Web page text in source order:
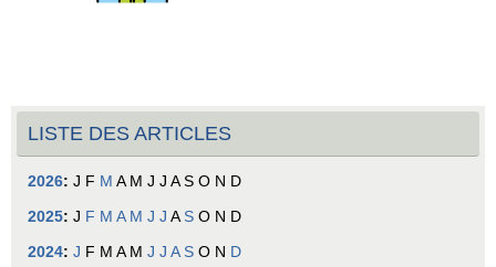
LISTE DES ARTICLES
2026: J F M A M J J A S O N D
2025: J F M A M J J A S O N D
2024: J F M A M J J A S O N D